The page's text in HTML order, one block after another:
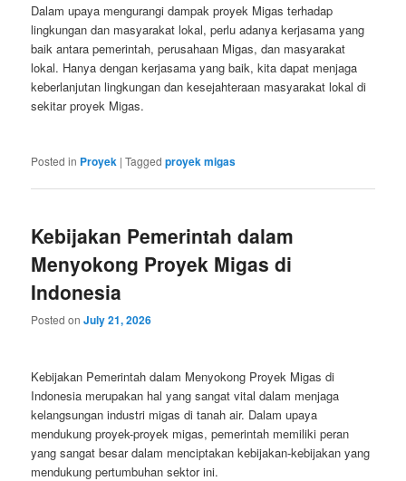
Dalam upaya mengurangi dampak proyek Migas terhadap
lingkungan dan masyarakat lokal, perlu adanya kerjasama yang
baik antara pemerintah, perusahaan Migas, dan masyarakat
lokal. Hanya dengan kerjasama yang baik, kita dapat menjaga
keberlanjutan lingkungan dan kesejahteraan masyarakat lokal di
sekitar proyek Migas.
Posted in Proyek |Tagged proyek migas
Kebijakan Pemerintah dalam
Menyokong Proyek Migas di
Indonesia
Posted onJuly 21, 2026
Kebijakan Pemerintah dalam Menyokong Proyek Migas di
Indonesia merupakan hal yang sangat vital dalam menjaga
kelangsungan industri migas di tanah air. Dalam upaya
mendukung proyek-proyek migas, pemerintah memiliki peran
yang sangat besar dalam menciptakan kebijakan-kebijakan yang
mendukung pertumbuhan sektor ini.